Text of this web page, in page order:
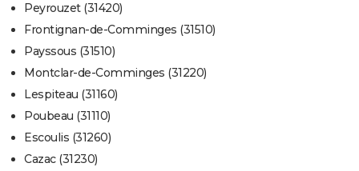
Peyrouzet (31420)
Frontignan-de-Comminges (31510)
Payssous (31510)
Montclar-de-Comminges (31220)
Lespiteau (31160)
Poubeau (31110)
Escoulis (31260)
Cazac (31230)